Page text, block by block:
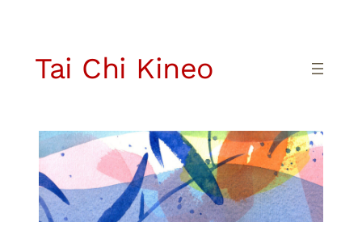
wechselnTai Chi Kineo